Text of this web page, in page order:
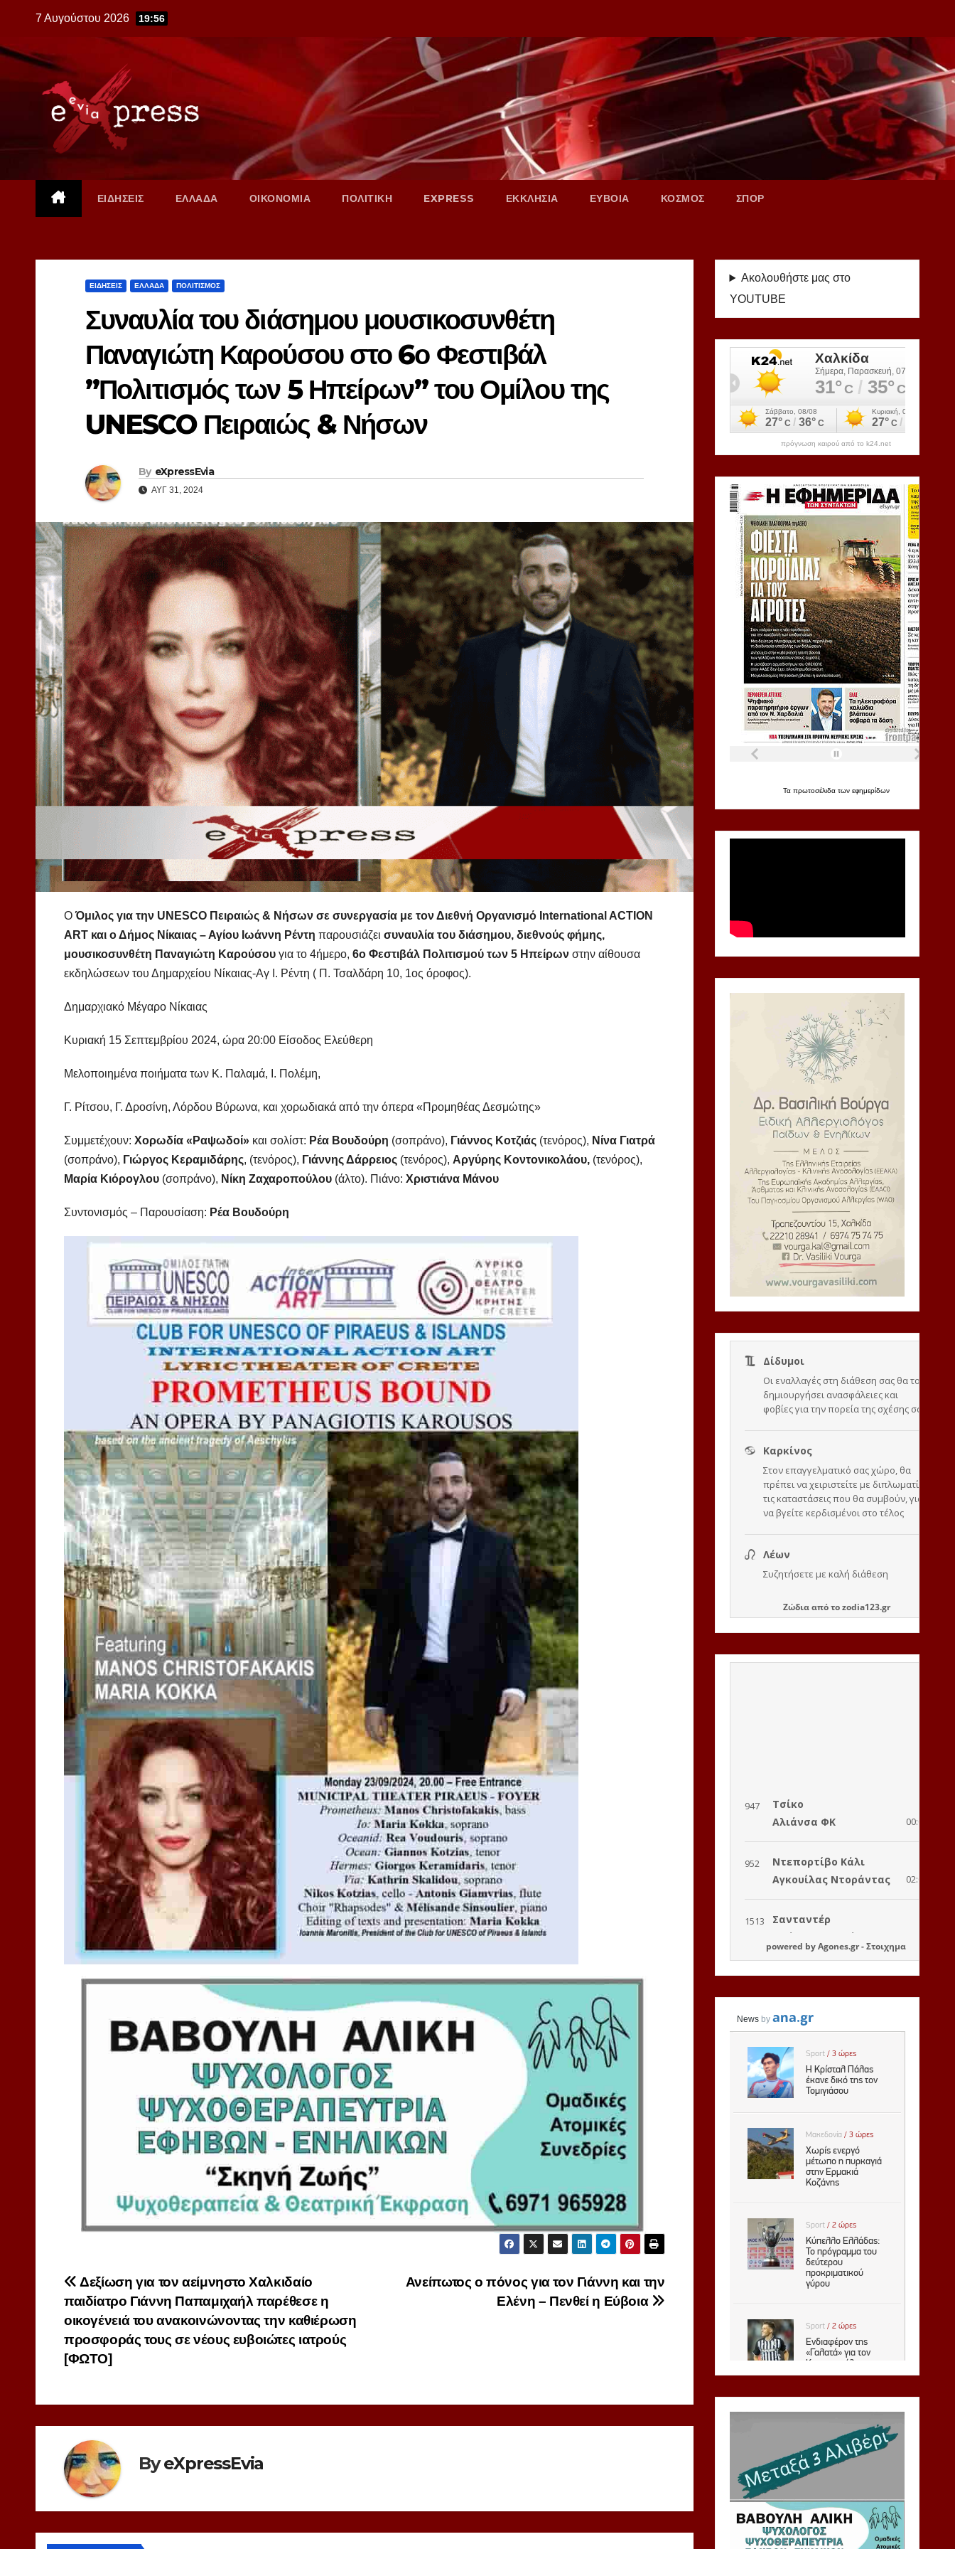
content
7 Αυγούστου 2026 19:56
ΕΙΔΗΣΕΙΣ ΕΛΛΑΔΑ ΟΙΚΟΝΟΜΙΑ ΠΟΛΙΤΙΚΗ EXPRESS ΕΚΚΛΗΣΙΑ ΕΥΒΟΙΑ ΚΟΣΜΟΣ ΣΠΟΡ
ΕΙΔΗΣΕΙΣ ΕΛΛΑΔΑ ΠΟΛΙΤΙΣΜΟΣ
Συναυλία του διάσημου μουσικοσυνθέτη
Παναγιώτη Καρούσου στο 6ο Φεστιβάλ
”Πολιτισμός των 5 Ηπείρων” του Ομίλου της
UNESCO Πειραιώς & Νήσων
By eXpressEvia
ΑΥΓ 31, 2024
ΟΌμιλος για την UNESCO Πειραιώς & Νήσων σε συνεργασία με τον Διεθνή Οργανισμό International ACTION
ART και ο Δήμος Νίκαιας – Αγίου Ιωάννη Ρέντη παρουσιάζει συναυλία του διάσημου, διεθνούς φήμης,
μουσικοσυνθέτη Παναγιώτη Καρούσου για το 4ήμερο, 6ο Φεστιβάλ Πολιτισμού των 5 Ηπείρων στην αίθουσα
εκδηλώσεων του Δημαρχείου Νίκαιας-Αγ Ι. Ρέντη ( Π. Τσαλδάρη 10, 1ος όροφος).
Δημαρχιακό Μέγαρο Νίκαιας
Κυριακή 15 Σεπτεμβρίου 2024, ώρα 20:00 Είσοδος Ελεύθερη
Μελοποιημένα ποιήματα των Κ. Παλαμά, Ι. Πολέμη,
Γ. Ρίτσου, Γ. Δροσίνη, Λόρδου Βύρωνα, και χορωδιακά από την όπερα «Προμηθέας Δεσμώτης»
Συμμετέχουν: Χορωδία «Ραψωδοί» και σολίστ: Ρέα Βουδούρη (σοπράνο), Γιάννος Κοτζιάς (τενόρος), Νίνα Γιατρά
(σοπράνο), Γιώργος Κεραμιδάρης, (τενόρος), Γιάννης Δάρρειος (τενόρος), Αργύρης Κοντονικολάου, (τενόρος),
Μαρία Κιόρογλου (σοπράνο), Νίκη Ζαχαροπούλου (άλτο). Πιάνο: Χριστιάνα Μάνου
Συντονισμός – Παρουσίαση: Ρέα Βουδούρη
Πλοήγηση
άρθρων
Ανείπωτος ο πόνος για τον Γιάννη και την
Ελένη – Πενθεί η Εύβοια
Δεξίωση για τον αείμνηστο Χαλκιδαίο
παιδίατρο Γιάννη Παπαμιχαήλ παρέθεσε η
οικογένειά του ανακοινώνοντας την καθιέρωση
προσφοράς τους σε νέους ευβοιώτες ιατρούς
[ΦΩΤΟ]
ByeXpressEvia
Ακολουθήστε μας στο
YOUTUBE
πρόγνωση καιρού από το k24.net
Τα πρωτοσέλιδα των εφημερίδων
Ζώδιααπό τοzodia123.gr
powered byAgones.gr-Στοιχημα